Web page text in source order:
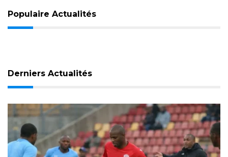
Populaire Actualités
Derniers Actualités